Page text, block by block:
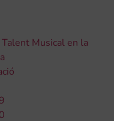
Musical en la